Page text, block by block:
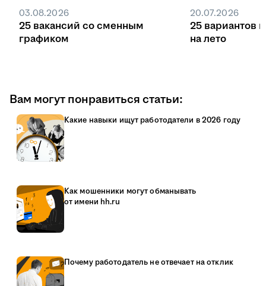
03.08.2026
25 вакансий со сменным
графиком
20.07.2026
25 вариантов
на лето
Вам могут понравиться статьи:
Какие навыки ищут работодатели в 2026 году
Как мошенники могут обманывать
от имени hh.ru
Почему работодатель не отвечает на отклик